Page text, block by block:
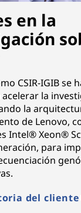
en la
CSIR-IGIB se
la
la
de Lenovo,
Intel® Xeon®
para
del